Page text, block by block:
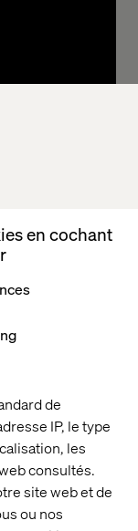
de
IP, le type
les
consultés.
site web et de
ou nos
en cochant
où l'IA
de
sur
domaines